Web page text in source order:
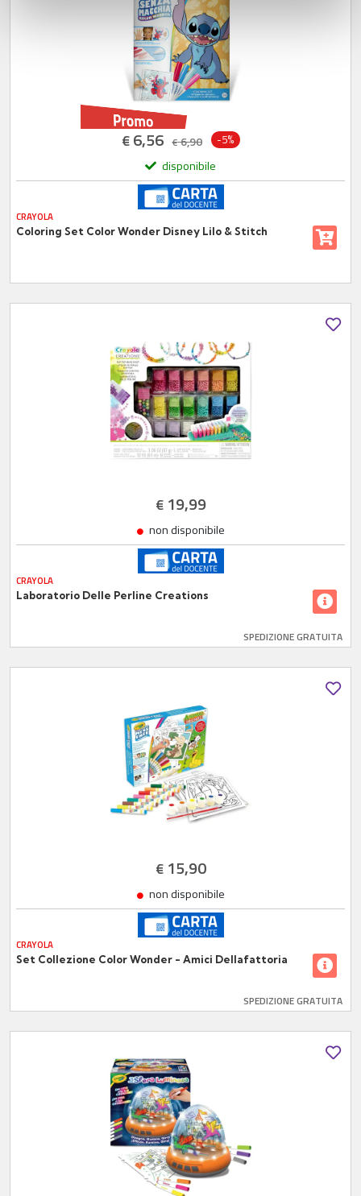
con altre informazioni che ha fornito loro o che hanno
raccolto dal suo utilizzo dei loro servizi.
€6,56 €6,90 -5%
disponibile
CRAYOLA
Coloring Set Color Wonder Disney Lilo & Stitch
€19,99
non disponibile
CRAYOLA
Laboratorio Delle Perline Creations
SPEDIZIONE GRATUITA
€15,90
non disponibile
CRAYOLA
Set Collezione Color Wonder - Amici Dellafattoria
SPEDIZIONE GRATUITA